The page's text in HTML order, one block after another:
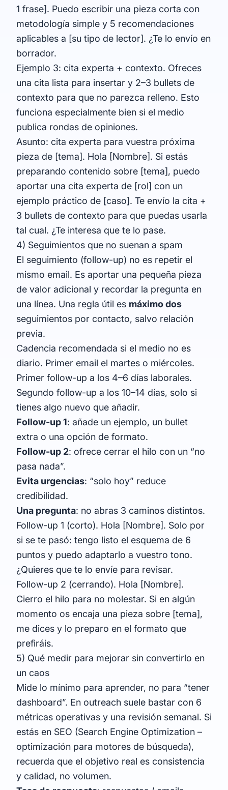
1 frase]. Puedo escribir una pieza corta con
metodología simple y 5 recomendaciones
aplicables a [su tipo de lector]. ¿Te lo envío en
borrador.
Ejemplo 3: cita experta + contexto. Ofreces
una cita lista para insertar y 2–3 bullets de
contexto para que no parezca relleno. Esto
funciona especialmente bien si el medio
publica rondas de opiniones.
Asunto: cita experta para vuestra próxima
pieza de [tema]. Hola [Nombre]. Si estás
preparando contenido sobre [tema], puedo
aportar una cita experta de [rol] con un
ejemplo práctico de [caso]. Te envío la cita +
3 bullets de contexto para que puedas usarla
tal cual. ¿Te interesa que te lo pase.
4) Seguimientos que no suenan a spam
El seguimiento (follow-up) no es repetir el
mismo email. Es aportar una pequeña pieza
de valor adicional y recordar la pregunta en
una línea. Una regla útil es máximo dos
seguimientos por contacto, salvo relación
previa.
Cadencia recomendada si el medio no es
diario. Primer email el martes o miércoles.
Primer follow-up a los 4–6 días laborales.
Segundo follow-up a los 10–14 días, solo si
tienes algo nuevo que añadir.
Follow-up 1: añade un ejemplo, un bullet
extra o una opción de formato.
Follow-up 2: ofrece cerrar el hilo con un “no
pasa nada”.
Evita urgencias: “solo hoy” reduce
credibilidad.
Una pregunta: no abras 3 caminos distintos.
Follow-up 1 (corto). Hola [Nombre]. Solo por
si se te pasó: tengo listo el esquema de 6
puntos y puedo adaptarlo a vuestro tono.
¿Quieres que te lo envíe para revisar.
Follow-up 2 (cerrando). Hola [Nombre].
Cierro el hilo para no molestar. Si en algún
momento os encaja una pieza sobre [tema],
me dices y lo preparo en el formato que
prefiráis.
5) Qué medir para mejorar sin convertirlo en
un caos
Mide lo mínimo para aprender, no para “tener
dashboard”. En outreach suele bastar con 6
métricas operativas y una revisión semanal. Si
estás en SEO (Search Engine Optimization –
optimización para motores de búsqueda),
recuerda que el objetivo real es consistencia
y calidad, no volumen.